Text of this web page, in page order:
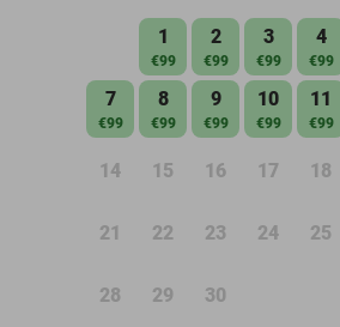
1
€99
2
€99
3
€99
4
€99
7
€99
8
€99
9
€99
10
€99
11
€99
14 15 16 17 18
21 22 23 24 25
28 29 30